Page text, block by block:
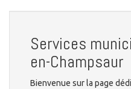
Services
en-Champsaur
Bienvenue sur la page